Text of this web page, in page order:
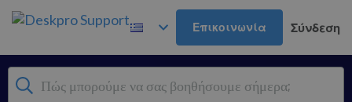
Μετάβαση στο κύριο περιεχόμενο
Επικοινωνία Σύνδεση